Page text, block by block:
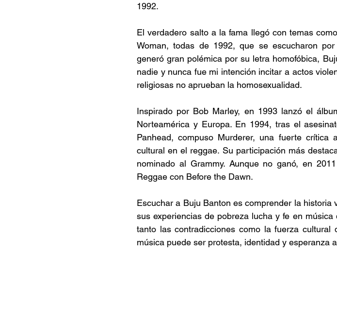
1992.
El verdadero salto a la fama llegó con temas
Woman, todas de 1992, que se escucharon
generó gran polémica por su letra homofóbica,
nadie y nunca fue mi intención incitar a actos
religiosas no aprueban la homosexualidad.
Inspirado por Bob Marley, en 1993 lanzó el
Norteamérica y Europa. En 1994, tras el
Panhead, compuso Murderer, una fuerte
cultural en el reggae. Su participación más
nominado al Grammy. Aunque no ganó, en
Reggae con Before the Dawn.
Escuchar a Buju Banton es comprender la
sus experiencias de pobreza lucha y fe en
tanto las contradicciones como la fuerza
música puede ser protesta, identidad y esperanza